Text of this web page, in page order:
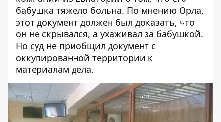
бабушка тяжело больна. По мнению Орла,
этот документ должен был доказать, что
он не скрывался, а ухаживал за бабушкой.
Но суд не приобщил документ с
оккупированной территории к
материалам дела.